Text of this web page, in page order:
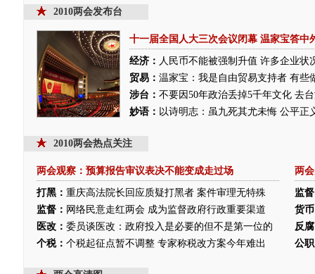
2010两会发布台
十一届全国人大三次会议闭幕 温家宝答中
经济： 人民币不能被强制升值 许多企业状
贸易： 温家宝：我是自由贸易支持者 有些
涉台： 不要因50年政治丢掉5千年文化 去
妙语： 以诗明志：虽九死其尤未悔 公平正
2010两会热点关注
两会观察：预算报告审议表决不能变成走过场
打黑： 重庆高法院长回应质疑打黑者 案件审理无特殊
监督： 网络民意走红两会 成为监督政府行政重要渠道
医改： 委员谈医改：政府投入是必要的但不是第一位的
个税： 个税起征点暂不调整 专家称税改方案今年难出
两
监
货
反
公